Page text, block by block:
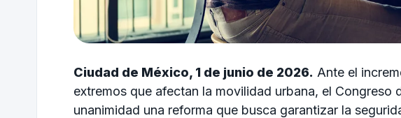
Ciudad de México, 1 de junio de 2026. Ante el
extremos que afectan la movilidad urbana, el
unanimidad una reforma que busca garantizar la